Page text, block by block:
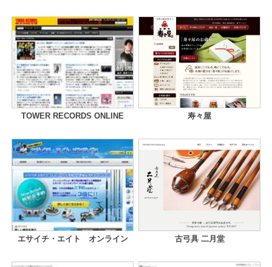
TOWER RECORDS ONLINE 寿々屋
エサイチ・エイト オンライン 古弓具 二月堂